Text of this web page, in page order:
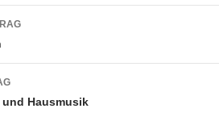
Hausmusik